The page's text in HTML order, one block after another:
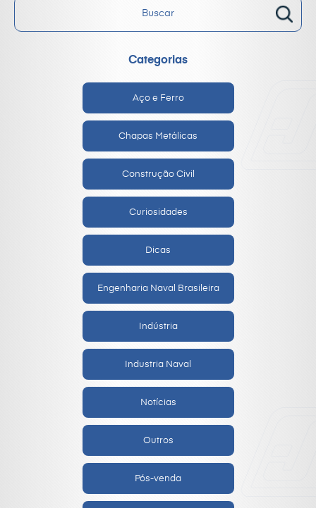
Categorias
Aço e Ferro
Chapas Metálicas
Construção Civil
Curiosidades
Dicas
Engenharia Naval Brasileira
Indústria
Industria Naval
Notícias
Outros
Pós-venda